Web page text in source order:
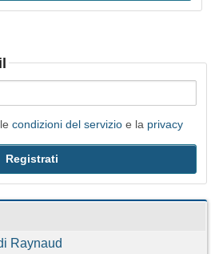
condizioni del servizio e la privacy
Raynaud